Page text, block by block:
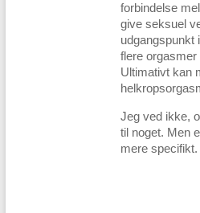
forbindelse
give seksuel
udgangspunkt
flere orgasmer
Ultimativt kan
Jeg ved ikke,
til noget. Men
mere specifikt.